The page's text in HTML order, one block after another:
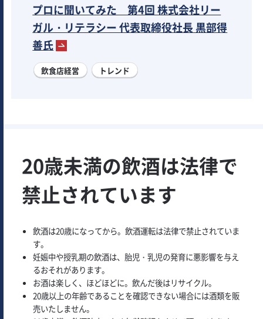
プロに聞いてみた 第4回 株式会社リー
ガル・リテラシー 代表取締役社長 黒部得
善氏
飲食店経営 トレンド
20歳未満の飲酒は法律で
禁止されています
飲酒は20歳になってから。飲酒運転は法律で禁止されていま
す。
妊娠中や授乳期の飲酒は、胎児・乳児の発育に悪影響を与え
るおそれがあります。
お酒は楽しく、ほどほどに。飲んだ後はリサイクル。
20歳以上の年齢であることを確認できない場合には酒類を販
売いたしません。